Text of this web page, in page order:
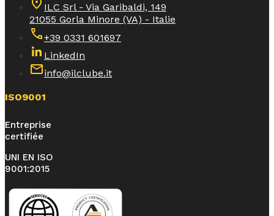
ILC Srl - Via Garibaldi, 149
21055 Gorla Minore (VA) - Italie
+39 0331 601697
LinkedIn
info@ilclube.it
ISO9001
Entreprise
certifiée
UNI EN ISO
9001:2015